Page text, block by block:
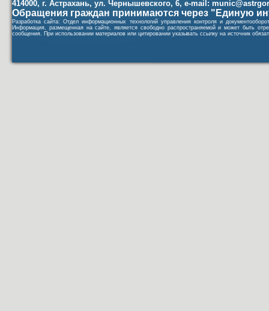
414000, г. Астрахань, ул. Чернышевского, 6, e-mail:
Обращения граждан принимаются через "Единую
Разработка сайта: Отдел информационных технологий управления контроля и
Информация, размещенная на сайте, является свободно распространяемой и может быть
сообщения. При использовании материалов или цитировании указывать ссылку на источник